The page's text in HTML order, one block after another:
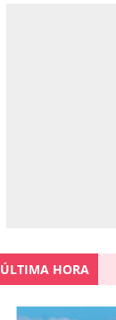
ÚLTIMA HORA